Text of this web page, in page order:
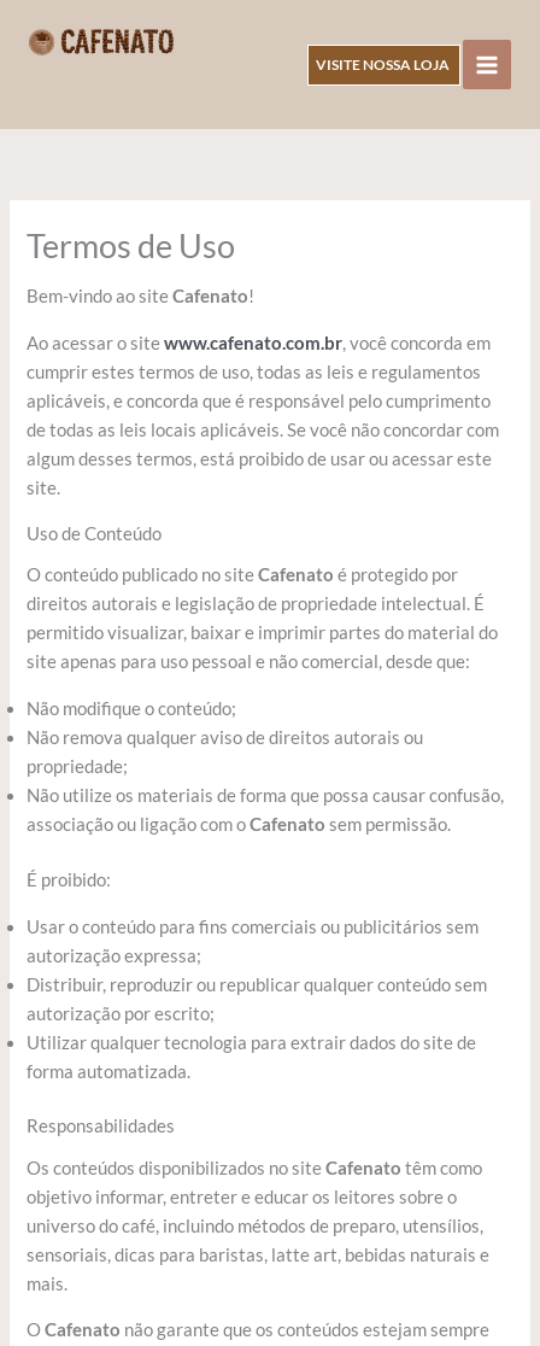
para
VISITE NOSSA LOJA
Termos de Uso
Bem-vindo ao siteCafenato!
Ao acessar o sitewww.cafenato.com.br, você concorda em
cumprir estes termos de uso, todas as leis e regulamentos
aplicáveis, e concorda que é responsável pelo cumprimento
de todas as leis locais aplicáveis. Se você não concordar com
algum desses termos, está proibido de usar ou acessar este
site.
Uso de Conteúdo
O conteúdo publicado no siteCafenato é protegido por
direitos autorais e legislação de propriedade intelectual. É
permitido visualizar, baixar e imprimir partes do material do
site apenas para uso pessoal e não comercial, desde que:
Não modifique o conteúdo;
Não remova qualquer aviso de direitos autorais ou
propriedade;
Não utilize os materiais de forma que possa causar confusão,
associação ou ligação com oCafenato sem permissão.
É proibido:
Usar o conteúdo para fins comerciais ou publicitários sem
autorização expressa;
Distribuir, reproduzir ou republicar qualquer conteúdo sem
autorização por escrito;
Utilizar qualquer tecnologia para extrair dados do site de
forma automatizada.
Responsabilidades
Os conteúdos disponibilizados no siteCafenato têm como
objetivo informar, entreter e educar os leitores sobre o
universo do café, incluindo métodos de preparo, utensílios,
sensoriais, dicas para baristas, latte art, bebidas naturais e
mais.
OCafenato não garante que os conteúdos estejam sempre